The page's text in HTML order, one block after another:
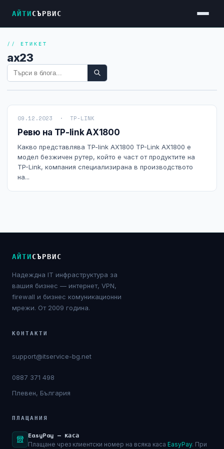
АЙТИСЪРВИС
Услуги
Достъп до Интернет
Видеонаблюдение
Фирмени мрежи
Firewall и VPN
Хостинг и VPS сървъри
NIS2
Технически изисквания
Общи условия
Правна информация
GDPR
Контакти
// ЕТИКЕТ
ax23
09.12.2023 · TP-LINK
Ревю на TP-link AX1800
Какво представлява TP-link AX1800 TP-Link AX1800 е
модел безжичен рутер, който е част от продуктите на
TP-Link, компания специализирана в производството
на...
АЙТИСЪРВИС
Надеждна IT инфраструктура за
вашия бизнес — интернет, VPN,
firewall и бизнес комуникационни
мрежи. От 2009 година.
КОНТАКТИ
support@itservice-bg.net
0887 371 498
Плевен, България
ПЛАЩАНИЯ
EasyPay — каса
Плащане чрез клиентски номер на всяка каса EasyPay. При